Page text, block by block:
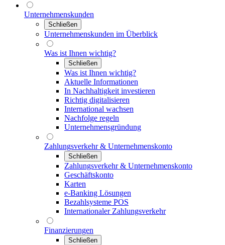
Unternehmenskunden
Schließen
Unternehmenskunden im Überblick
Was ist Ihnen wichtig?
Schließen
Was ist Ihnen wichtig?
Aktuelle Informationen
In Nachhaltigkeit investieren
Richtig digitalisieren
International wachsen
Nachfolge regeln
Unternehmensgründung
Zahlungsverkehr & Unternehmenskonto
Schließen
Zahlungsverkehr & Unternehmenskonto
Geschäftskonto
Karten
e-Banking Lösungen
Bezahlsysteme POS
Internationaler Zahlungsverkehr
Finanzierungen
Schließen